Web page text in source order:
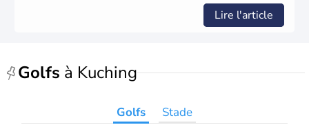
Lire l'article
Golfs à Kuching
Golfs Stade